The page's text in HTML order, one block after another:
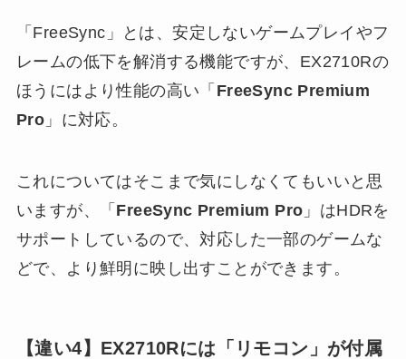
「FreeSync」とは、安定しないゲームプレイやフ
レームの低下を解消する機能ですが、EX2710Rの
ほうにはより性能の高い「 FreeSync Premium
Pro 」に対応。
これについてはそこまで気にしなくてもいいと思
いますが、「 FreeSync Premium Pro 」はHDRを
サポートしているので、対応した一部のゲームな
どで、より鮮明に映し出すことができます。
【違い4】EX2710Rには「リモコン」が付属